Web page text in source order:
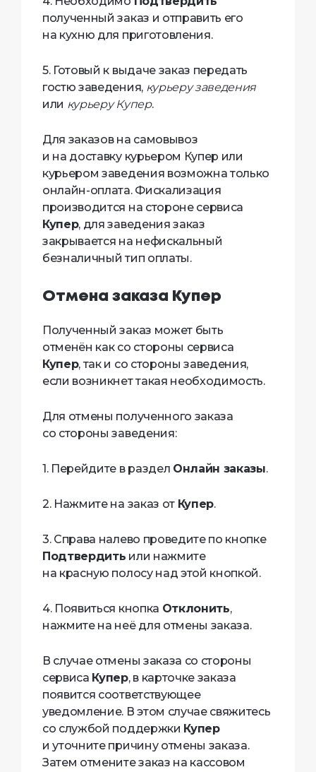
полученный заказ и отправить его
на кухню для приготовления.
5. Готовый к выдаче заказ передать
гостю заведения, курьеру заведения
или курьеру Купер.
Для заказов на самовывоз
и на доставку курьером Купер или
курьером заведения возможна только
онлайн-оплата. Фискализация
производится на стороне сервиса
Купер, для заведения заказ
закрывается на нефискальный
безналичный тип оплаты.
Отмена заказа Купер
Полученный заказ может быть
отменён как со стороны сервиса
Купер, так и со стороны заведения,
если возникнет такая необходимость.
Для отмены полученного заказа
со стороны заведения:
1. Перейдите в раздел Онлайн заказы.
2. Нажмите на заказ от Купер.
3. Справа налево проведите по кнопке
Подтвердить или нажмите
на красную полосу над этой кнопкой.
4. Появиться кнопка Отклонить,
нажмите на неё для отмены заказа.
В случае отмены заказа со стороны
сервиса Купер, в карточке заказа
появится соответствующее
уведомление. В этом случае свяжитесь
со службой поддержки Купер
и уточните причину отмены заказа.
Затем отмените заказ на кассовом